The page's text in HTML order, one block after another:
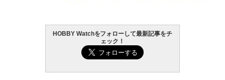
HOBBY Watchをフォローして最新記事をチ
ェック！